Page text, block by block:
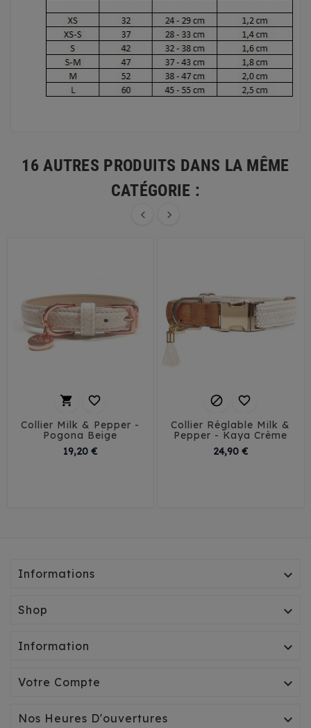
16 AUTRES PRODUITS DANS LA MÊME
CATÉGORIE :
 
 
Collier Milk & Pepper -
Pogona Beige
1,5 cm / 30 cm
19,20 €Prix
 
Collier Réglable Milk &
Pepper - Kaya Crème
24,90 €Prix
Informations 
Shop 
Information 
Votre Compte 
Nos Heures D'ouvertures 